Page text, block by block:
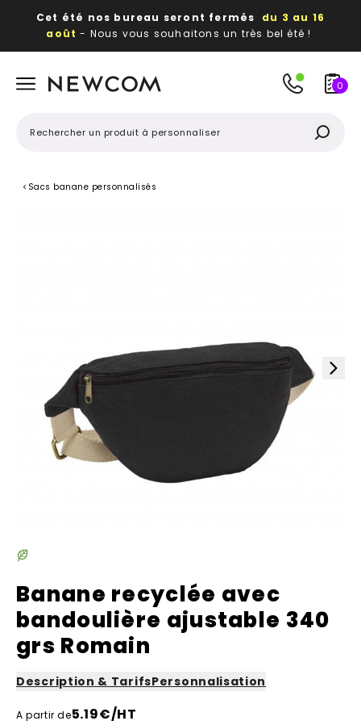
Cet été nos bureau seront fermés du 3 au 16
août - Nous vous souhaitons un très bel été !
publicitaires
0
< Sacs banane personnalisés
Banane recyclée avec
bandoulière ajustable 340
grs Romain
Description & TarifsPersonnalisation
A partir de5.19€/HT